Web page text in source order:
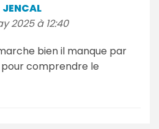
JENCAL
2025 à 12:40
bien il manque par
comprendre le